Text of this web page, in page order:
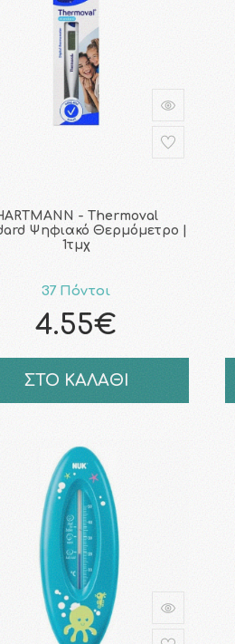
- Thermoval
Ψηφιακό Θερμόμετρο |
1τμχ
37 Πόντοι
4.55€
ΣΤΟ ΚΑΛΑΘΙ